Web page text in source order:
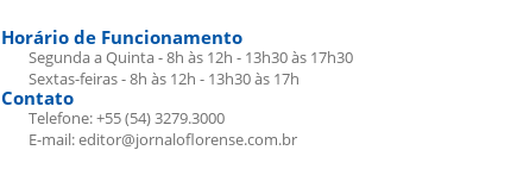
Horário de Funcionamento
Segunda a Quinta - 8h às 12h - 13h30 às 17h30
Sextas-feiras - 8h às 12h - 13h30 às 17h
Contato
Telefone: +55 (54) 3279.3000
E-mail: editor@jornaloflorense.com.br